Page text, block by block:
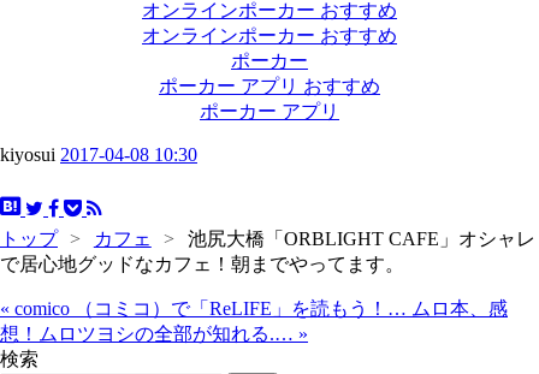
オンラインポーカー おすすめ
オンラインポーカー おすすめ
ポーカー
ポーカー アプリ おすすめ
ポーカー アプリ
kiyosui 2017-04-08 10:30
トップ > カフェ >
池尻大橋「ORBLIGHT CAFE」オシャレ
で居心地グッドなカフェ！朝までやってます。
« comico （コミコ）で「ReLIFE」を読もう！… ムロ本、感
想！ムロツヨシの全部が知れる.… »
検索